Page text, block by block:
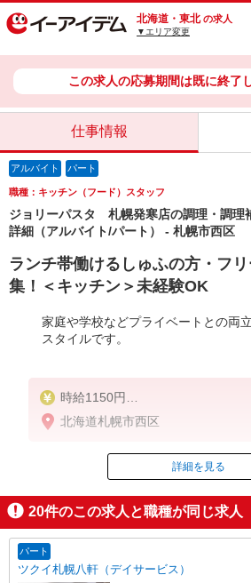
北海道・東北 の求人
▼エリア変更
この求人の応募期間は既に終了
仕事情報
アルバイト パート
職種：キッチン（フード）スタッフ
ジョリーパスタ 札幌発寒店の調理・調理
詳細（アルバイト/パート） - 札幌市西区
ランチ帯働けるしゅふの方・フ
集！＜キッチン＞未経験OK
家庭や学校などプライベートとの両
スタイルです。
時給1150円
※22:00以降は時給1438円
※労働組合費あり（基本時給×月
土日・祝は時給＋50円
北海道札幌市西区
掲載期間終了
詳細を見る
20件のこの求人と職種が同じ求人
パート
ツクイ札幌八軒（デイサービス）